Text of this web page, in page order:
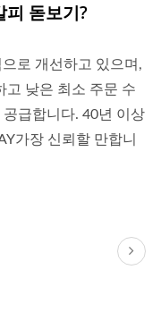
피 돋보기?
로 개선하고 있으며,
고 낮은 최소 주문 수
급합니다. 40년 이상
가장 신뢰할 만합니